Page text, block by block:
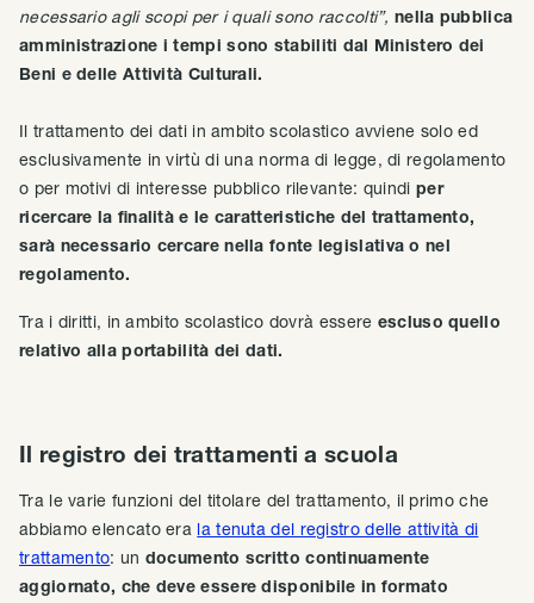
necessario agli scopi per i quali sono raccolti”, nella pubblica
amministrazione i tempi sono stabiliti dal Ministero dei
Beni e delle Attività Culturali.
Il trattamento dei dati in ambito scolastico avviene solo ed
esclusivamente in virtù di una norma di legge, di regolamento
o per motivi di interesse pubblico rilevante: quindi per
ricercare la finalità e le caratteristiche del trattamento,
sarà necessario cercare nella fonte legislativa o nel
regolamento.
Tra i diritti, in ambito scolastico dovrà essere escluso quello
relativo alla portabilità dei dati.
Il registro dei trattamenti a scuola
Tra le varie funzioni del titolare del trattamento, il primo che
abbiamo elencato era la tenuta del registro delle attività di
trattamento: un documento scritto continuamente
aggiornato, che deve essere disponibile in formato